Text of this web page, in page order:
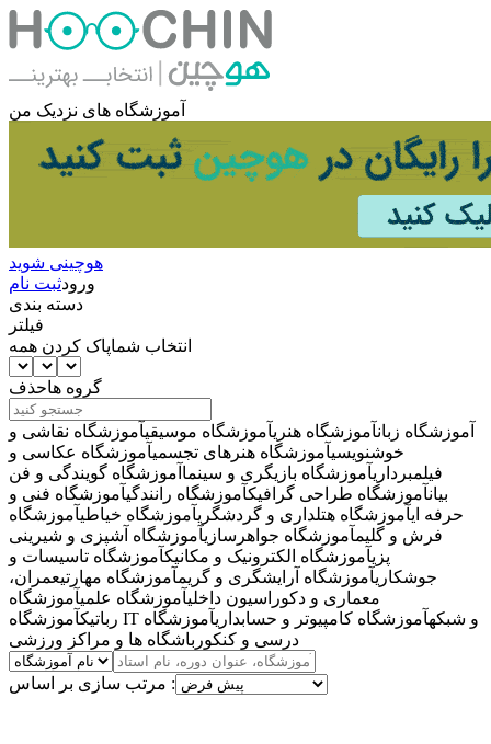
آموزشگاه های نزدیک من
هوچینی شوید
ورودثبت نام
دسته بندی
فیلتر
انتخاب شماپاک کردن همه
گروه هاحذف
آموزشگاه زبانآموزشگاه هنریآموزشگاه موسیقیآموزشگاه نقاشی و
خوشنویسیآموزشگاه هنرهای تجسمیآموزشگاه عکاسی و
فیلمبرداریآموزشگاه بازیگری و سینما آموزشگاه گویندگی و فن
بیانآموزشگاه طراحی گرافیکآموزشگاه رانندگیآموزشگاه فنی و
حرفه ایآموزشگاه هتلداری و گردشگریآموزشگاه خیاطیآموزشگاه
فرش و گلیمآموزشگاه جواهرسازیآموزشگاه آشپزی و شیرینی
پزیآموزشگاه الکترونیک و مکانیکآموزشگاه تاسیسات و
جوشکاریآموزشگاه آرایشگری و گریمآموزشگاه مهارتیعمران،
معماری و دکوراسیون داخلیآموزشگاه علمیآموزشگاه
رباتیک
آموزشگاه IT و شبکهآموزشگاه کامپیوتر و حسابداریآموزشگاه
درسی و کنکور باشگاه ها و مراکز ورزشی
مرتب سازی بر اساس :